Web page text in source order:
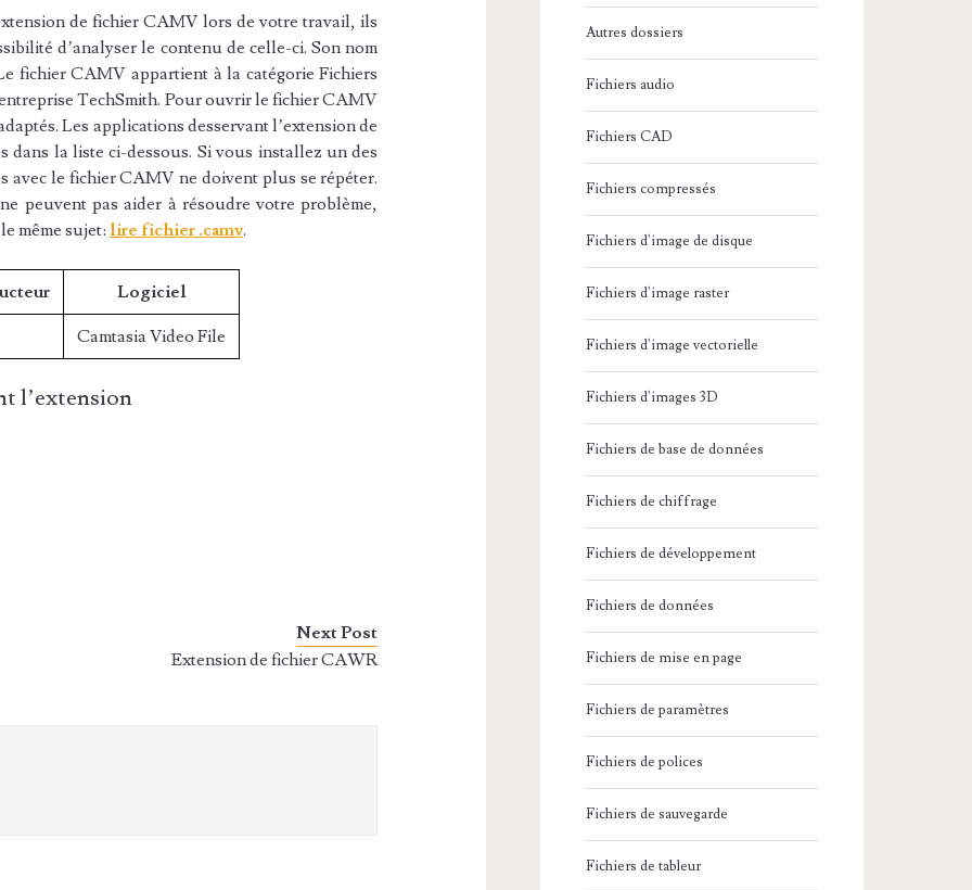
de fichier CAMV lors de votre travail, ils
d’analyser le contenu de celle-ci. Son nom
fichier CAMV appartient à la catégorie Fichiers
TechSmith. Pour ouvrir le fichier CAMV
Les applications desservant l’extension de
la liste ci-dessous. Si vous installez un des
avec le fichier CAMV ne doivent plus se répéter.
peuvent pas aider à résoudre votre problème,
même sujet: lire fichier .camv.
Logiciel
Camtasia Video File
l’extension
Next Post
Extension de fichier CAWR
Autres dossiers
Fichiers audio
Fichiers CAD
Fichiers compressés
Fichiers d'image de disque
Fichiers d'image raster
Fichiers d'image vectorielle
Fichiers d'images 3D
Fichiers de base de données
Fichiers de chiffrage
Fichiers de développement
Fichiers de données
Fichiers de mise en page
Fichiers de paramètres
Fichiers de polices
Fichiers de sauvegarde
Fichiers de tableur